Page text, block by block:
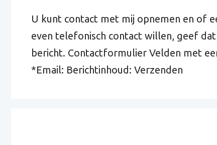
U kunt contact met mij opnemen en of
even telefonisch contact willen, geef
bericht. Contactformulier Velden met
*Email: Berichtinhoud: Verzenden